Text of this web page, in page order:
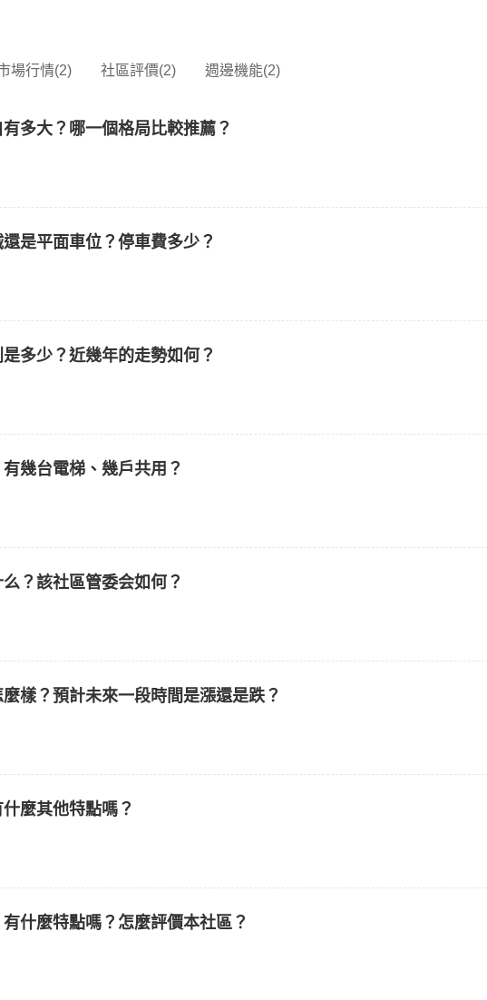
場行情(2) 社區評價(2) 週邊機能(2)
多大？哪一個格局比較推薦？
是平面車位？停車費多少？
多少？近幾年的走勢如何？
幾台電梯、幾戶共用？
？該社區管委会如何？
樣？預計未來一段時間是漲還是跌？
麼其他特點嗎？
什麼特點嗎？怎麼評價本社區？